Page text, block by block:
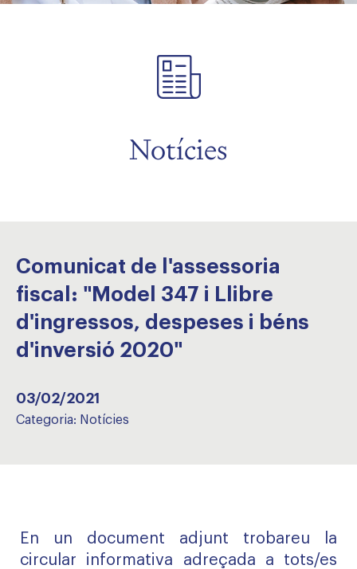
Notícies
Comunicat de l'assessoria
fiscal: "Model 347 i Llibre
d'ingressos, despeses i béns
d'inversió 2020"
03/02/2021
Categoria: Notícies
En un document adjunt trobareu la
circular informativa adreçada a tots/es